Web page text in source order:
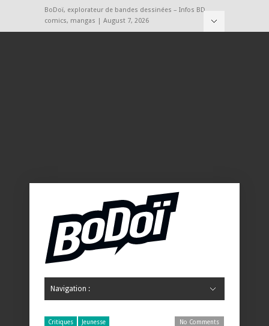
BoDoï, explorateur de bandes dessinées – Infos BD,
comics, mangas | August 7, 2026
Navigation :
Critiques Jeunesse No Comments